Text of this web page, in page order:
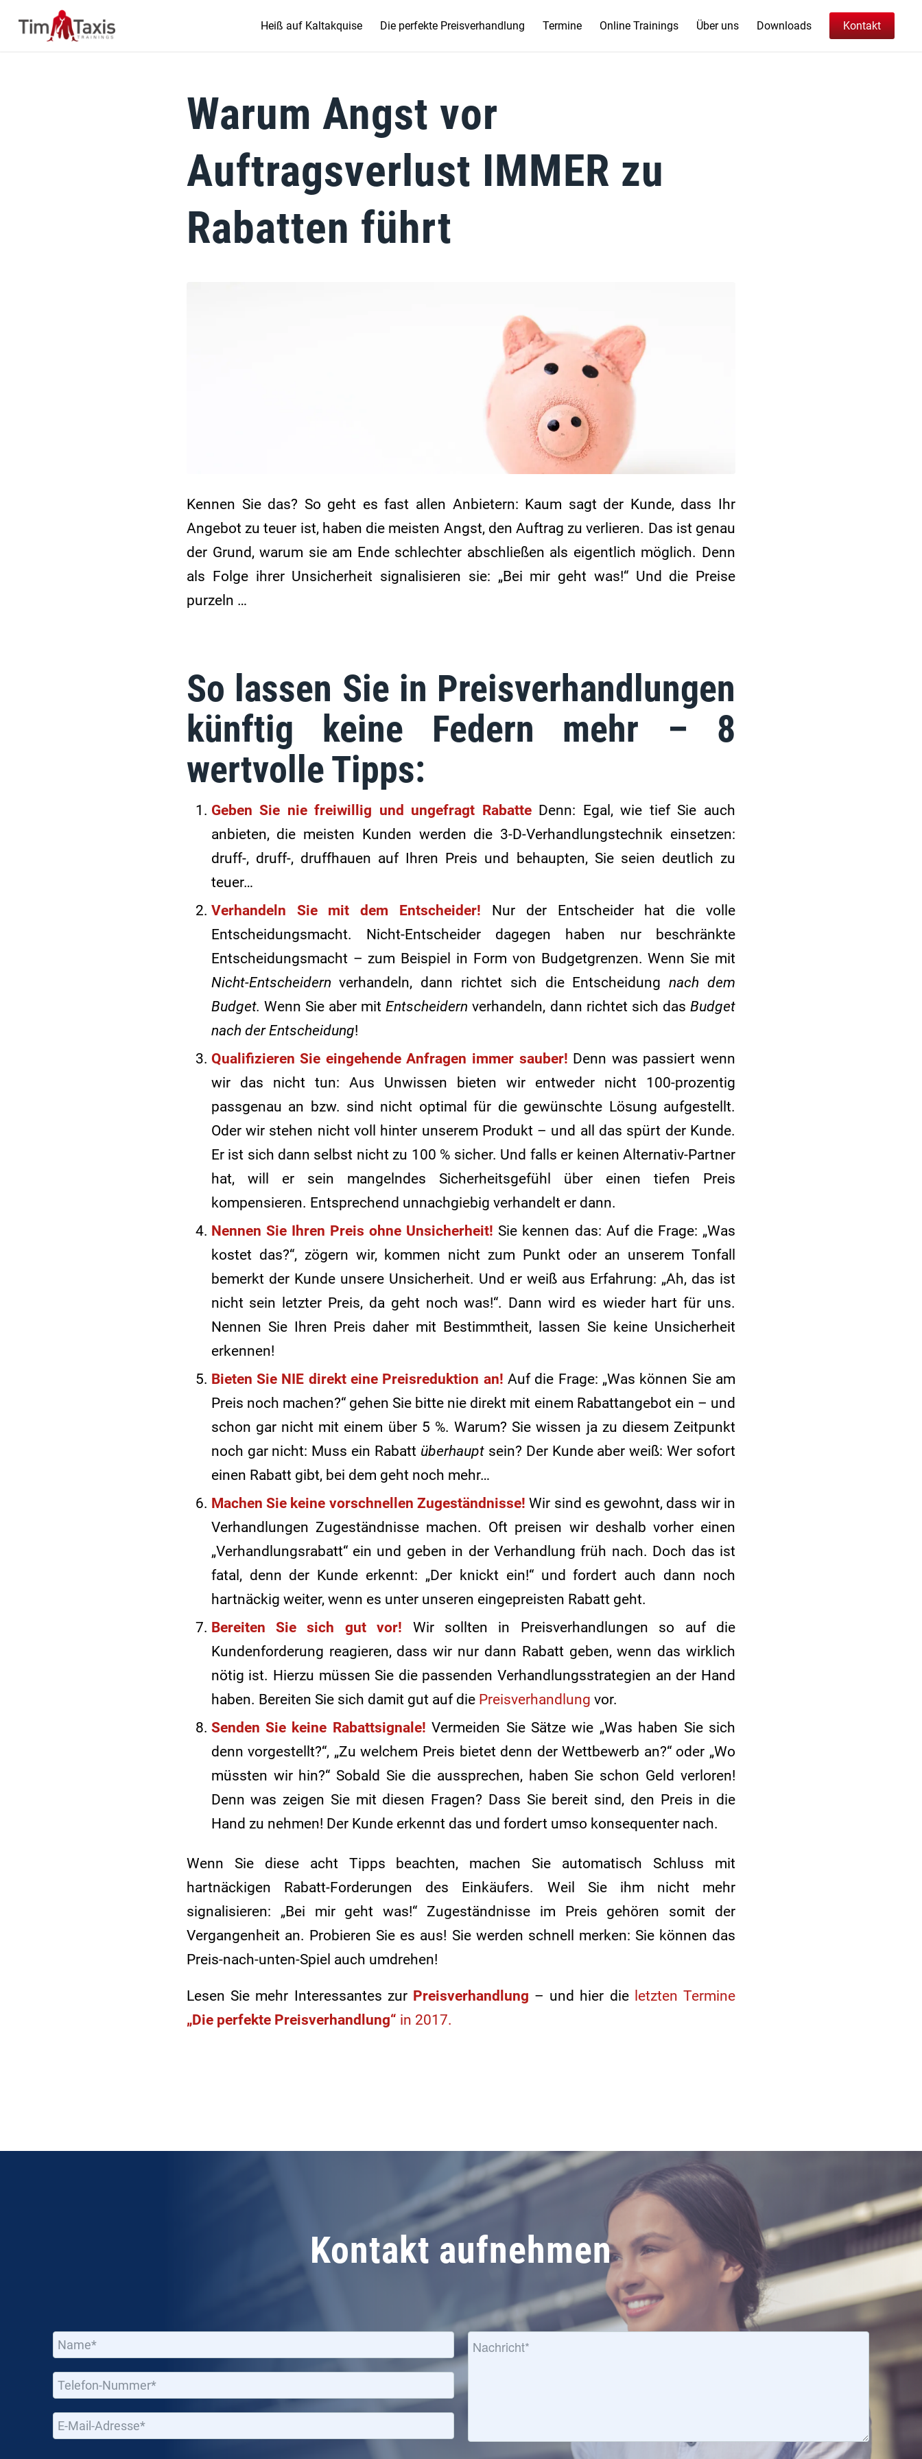
Heiß auf Kaltakquise Die perfekte Preisverhandlung Termine Online Trainings Über uns Downloads Kontakt
Warum Angst vor
Auftragsverlust IMMER zu
Rabatten führt
Kennen Sie das? So geht es fast allen Anbietern: Kaum sagt der Kunde, dass Ihr
Angebot zu teuer ist, haben die meisten Angst, den Auftrag zu verlieren. Das ist genau
der Grund, warum sie am Ende schlechter abschließen als eigentlich möglich. Denn
als Folge ihrer Unsicherheit signalisieren sie: „Bei mir geht was!“ Und die Preise
purzeln …
So lassen Sie in Preisverhandlungen
künftig keine Federn mehr – 8
wertvolle Tipps:
Geben Sie nie freiwillig und ungefragt Rabatte Denn: Egal, wie tief Sie auch
anbieten, die meisten Kunden werden die 3-D-Verhandlungstechnik einsetzen:
druff-, druff-, druffhauen auf Ihren Preis und behaupten, Sie seien deutlich zu
teuer…
Verhandeln Sie mit dem Entscheider! Nur der Entscheider hat die volle
Entscheidungsmacht. Nicht-Entscheider dagegen haben nur beschränkte
Entscheidungsmacht – zum Beispiel in Form von Budgetgrenzen. Wenn Sie mit
Nicht-Entscheidern verhandeln, dann richtet sich die Entscheidungnach dem
Budget. Wenn Sie aber mitEntscheidern verhandeln, dann richtet sich dasBudget
nach der Entscheidung!
Qualifizieren Sie eingehende Anfragen immer sauber! Denn was passiert wenn
wir das nicht tun: Aus Unwissen bieten wir entweder nicht 100-prozentig
passgenau an bzw. sind nicht optimal für die gewünschte Lösung aufgestellt.
Oder wir stehen nicht voll hinter unserem Produkt – und all das spürt der Kunde.
Er ist sich dann selbst nicht zu 100 % sicher. Und falls er keinen Alternativ-Partner
hat, will er sein mangelndes Sicherheitsgefühl über einen tiefen Preis
kompensieren. Entsprechend unnachgiebig verhandelt er dann.
Nennen Sie Ihren Preis ohne Unsicherheit! Sie kennen das: Auf die Frage: „Was
kostet das?“, zögern wir, kommen nicht zum Punkt oder an unserem Tonfall
bemerkt der Kunde unsere Unsicherheit. Und er weiß aus Erfahrung: „Ah, das ist
nicht sein letzter Preis, da geht noch was!“. Dann wird es wieder hart für uns.
Nennen Sie Ihren Preis daher mit Bestimmtheit, lassen Sie keine Unsicherheit
erkennen!
Bieten Sie NIE direkt eine Preisreduktion an! Auf die Frage: „Was können Sie am
Preis noch machen?“ gehen Sie bitte nie direkt mit einem Rabattangebot ein – und
schon gar nicht mit einem über 5 %. Warum? Sie wissen ja zu diesem Zeitpunkt
noch gar nicht: Muss ein Rabatt überhauptsein? Der Kunde aber weiß: Wer sofort
einen Rabatt gibt, bei dem geht noch mehr…
Machen Sie keine vorschnellen Zugeständnisse! Wir sind es gewohnt, dass wir in
Verhandlungen Zugeständnisse machen. Oft preisen wir deshalb vorher einen
„Verhandlungsrabatt“ ein und geben in der Verhandlung früh nach. Doch das ist
fatal, denn der Kunde erkennt: „Der knickt ein!“ und fordert auch dann noch
hartnäckig weiter, wenn es unter unseren eingepreisten Rabatt geht.
Bereiten Sie sich gut vor! Wir sollten in Preisverhandlungen so auf die
Kundenforderung reagieren, dass wir nur dann Rabatt geben, wenn das wirklich
nötig ist. Hierzu müssen Sie die passenden Verhandlungsstrategien an der Hand
haben. Bereiten Sie sich damit gut auf die Preisverhandlung vor.
Senden Sie keine Rabattsignale! Vermeiden Sie Sätze wie „Was haben Sie sich
denn vorgestellt?“, „Zu welchem Preis bietet denn der Wettbewerb an?“ oder „Wo
müssten wir hin?“ Sobald Sie die aussprechen, haben Sie schon Geld verloren!
Denn was zeigen Sie mit diesen Fragen? Dass Sie bereit sind, den Preis in die
Hand zu nehmen! Der Kunde erkennt das und fordert umso konsequenter nach.
Wenn Sie diese acht Tipps beachten, machen Sie automatisch Schluss mit
hartnäckigen Rabatt-Forderungen des Einkäufers. Weil Sie ihm nicht mehr
signalisieren: „Bei mir geht was!“ Zugeständnisse im Preis gehören somit der
Vergangenheit an. Probieren Sie es aus! Sie werden schnell merken: Sie können das
Preis-nach-unten-Spiel auch umdrehen!
Lesen Sie mehr Interessantes zur Preisverhandlung – und hier die letzten Termine
„Die perfekte Preisverhandlung“ in 2017.
Kontakt aufnehmen
Bitte lassen Sie dieses Feld leer.